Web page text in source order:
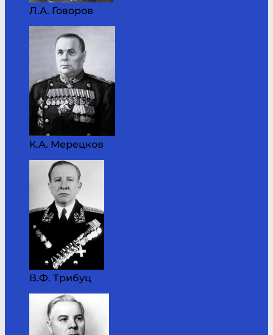
Л.А. Говоров
К.А. Мерецков
В.Ф. Трибуц